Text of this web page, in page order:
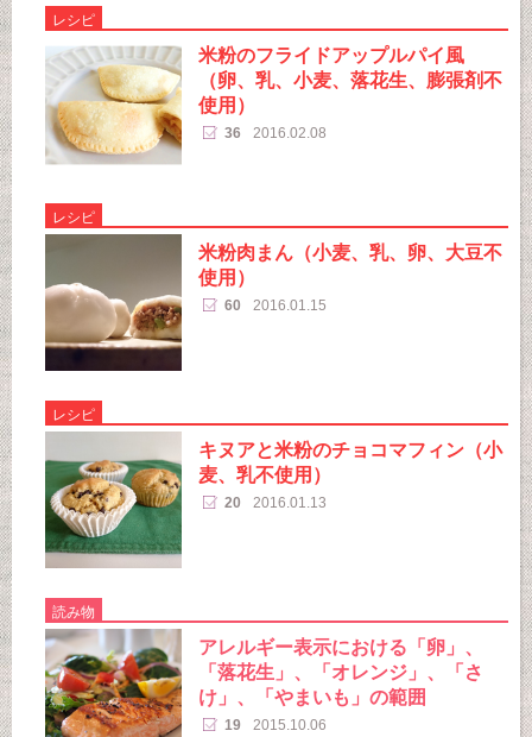
レシピ
米粉のフライドアップルパイ風
（卵、乳、小麦、落花生、膨張剤不
使用）
36 2016.02.08
レシピ
米粉肉まん（小麦、乳、卵、大豆不
使用）
60 2016.01.15
レシピ
キヌアと米粉のチョコマフィン（小
麦、乳不使用）
20 2016.01.13
読み物
アレルギー表示における「卵」、
「落花生」、「オレンジ」、「さ
け」、「やまいも」の範囲
19 2015.10.06